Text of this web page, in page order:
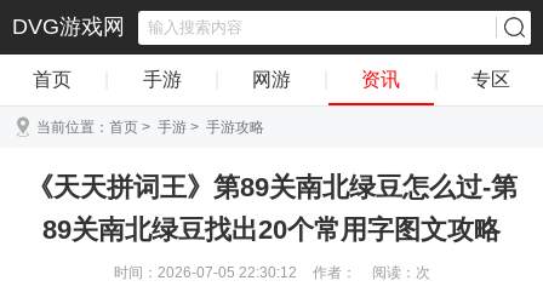
DVG游戏网
首页 手游 网游 资讯 专区
当前位置： 首页 > 手游 > 手游攻略
《天天拼词王》第89关南北绿豆怎么过-第
89关南北绿豆找出20个常用字图文攻略
时间：2026-07-05 22:30:12 作者： 阅读： 次